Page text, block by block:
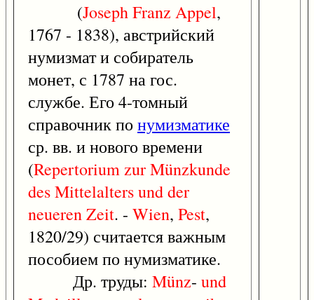
(JosephFranz Appel,
1767 - 1838), австрийский
нумизмат и собиратель
монет, с 1787 на гос.
службе. Его 4-томный
справочник по нумизматике
ср. вв. и нового времени
(RepertoriumzurMünzkunde
desMittelaltersundder
neuerenZeit. - Wien, Pest,
1820/29) считается важным
пособием по нумизматике.
Др. труды: Münz- und